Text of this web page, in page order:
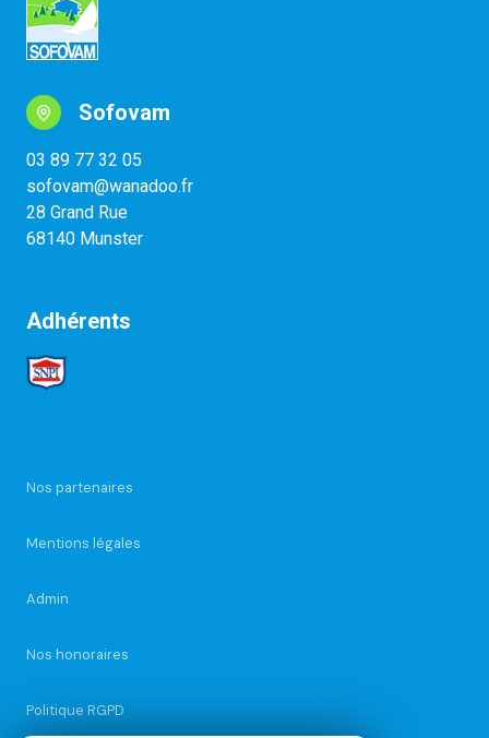
Sofovam
03 89 77 32 05
sofovam@wanadoo.fr
28 Grand Rue
68140 Munster
Adhérents
Nos partenaires
Mentions légales
Admin
Nos honoraires
Politique RGPD